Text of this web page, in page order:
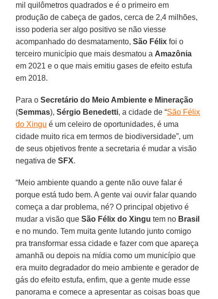
mil quilômetros quadrados e é o primeiro em
produção de cabeça de gados, cerca de 2,4 milhões,
isso poderia ser algo positivo se não viesse
acompanhado do desmatamento,São Félix foi o
terceiro município que mais desmatou a Amazônia
em 2021 e o que mais emitiu gases de efeito estufa
em 2018.
Para oSecretário do Meio Ambiente e Mineração
(Semmas),Sérgio Benedetti, a cidade de “São Félix
do Xingu é um celeiro de oportunidades, é uma
cidade muito rica em termos de biodiversidade”, um
de seus objetivos frente a secretaria é mudar a visão
negativa deSFX.
“Meio ambiente quando a gente não ouve falar é
porque está tudo bem. A gente vai ouvir falar quando
começa a dar problema, né? O principal objetivo é
mudar a visão queSão Félix do Xingu tem no Brasil
e no mundo. Tem muita gente lutando junto comigo
pra transformar essa cidade e fazer com que apareça
amanhã ou depois na mídia como um município que
era muito degradador do meio ambiente e gerador de
gás do efeito estufa, enfim, que a gente mude esse
panorama e comece a apresentar as coisas boas que